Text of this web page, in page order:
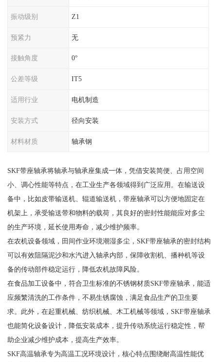
振动级别 Z1
预紧力 无
接触角度 0°
公差等级 IT5
适用行业 电机制造
安装方式 径向安装
材料材质 轴承钢
SKF带座轴承将轴承与轴承座集成一体，凭借安装简便、占用空间
小、调心性能等特点，在工业生产各领域得到广泛应用。在输送设
备中，比如皮带输送机、辊道输送机，带座轴承可以方便地固定在
机架上，承受输送带和物料的载荷，其良好的密封性能能应对多尘
的生产环境，延长使用寿命，减少维护频率。
在农机设备领域，田间作业环境潮湿多尘，SKF带座轴承的密封结构
可以有效阻隔泥沙和水汽进入轴承内部，保障收割机、播种机等设
备的传动部件稳定运行，降低农机故障风险。
在食品加工设备中，符合卫生标准的不锈钢材质SKF带座轴承，能适
应频繁清洗的工作条件，不易生锈腐蚀，满足食品生产的卫生要
求。此外，在起重机械、纺织机械、木工机械等领域，SKF带座轴承
也能简化设备设计，降低安装成本，提升传动系统运行稳定性，帮
助企业减少维护成本，提高生产效率。
SKF高温轴承专为高温工况环境设计，核心特点围绕耐高温性能优